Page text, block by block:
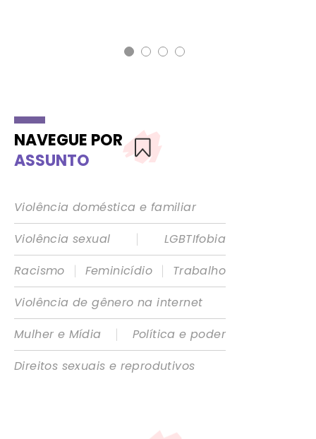
NAVEGUE POR
ASSUNTO
Violência doméstica e familiar
Violência sexual
|
LGBTIfobia
Racismo
| Feminicídio |
Trabalho
Violência de gênero na internet
Mulher e Mídia
|
Política e poder
Direitos sexuais e reprodutivos